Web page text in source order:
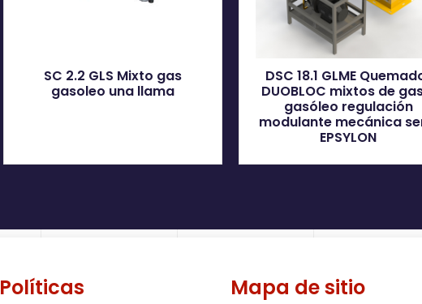
SC 2.2 GLS Mixto gas
gasoleo una llama
DSC 18.1 GLME
DUOBLOC mixtos de
gasóleo regulación
modulante mecánica
EPSYLON
Políticas Mapa de sitio